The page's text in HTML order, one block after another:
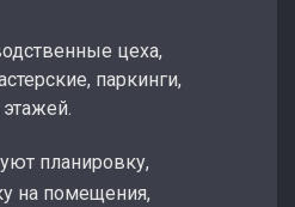
цеха,
паркинги,
планировку,
на помещения,